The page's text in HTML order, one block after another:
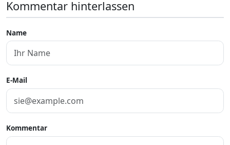
Kommentar hinterlassen
Name
E-Mail
Kommentar